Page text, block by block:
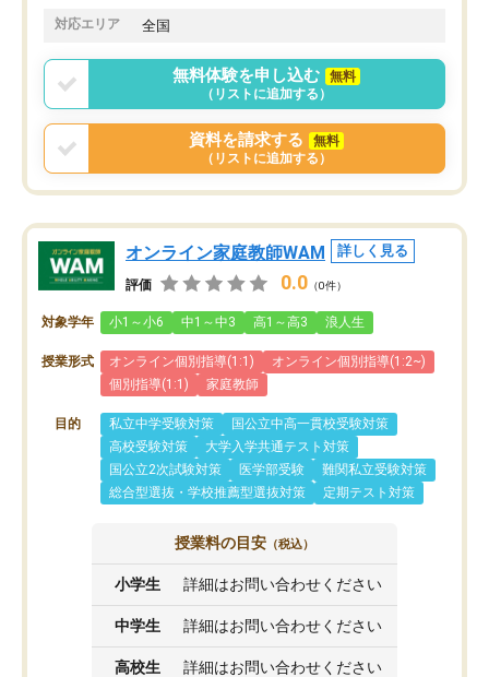
対応エリア 全国
無料体験を申し込む
無料
（リストに追加する）
資料を請求する
無料
（リストに追加する）
オンライン家庭教師WAM 詳しく見る
評価 0.0 （0件）
対象学年 小1～小6 中1～中3 高1～高3 浪人生
授業形式 オンライン個別指導(1:1)
オンライン個別指導(1:2~)
個別指導(1:1)
家庭教師
目的 私立中学受験対策
国公立中高一貫校受験対策
高校受験対策
大学入学共通テスト対策
国公立2次試験対策
医学部受験
難関私立受験対策
総合型選抜・学校推薦型選抜対策
定期テスト対策
授業料の目安 （税込）
小学生 詳細はお問い合わせください
中学生 詳細はお問い合わせください
高校生 詳細はお問い合わせください